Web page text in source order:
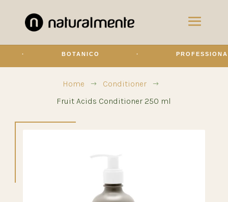
BOTANICO PROFESSIONALE
Home $ Conditioner $
Fruit Acids Conditioner 250 ml